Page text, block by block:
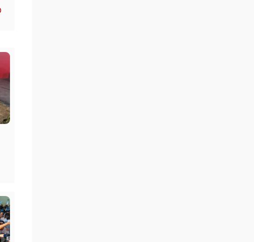
morto na
é
em RO
às 09:26